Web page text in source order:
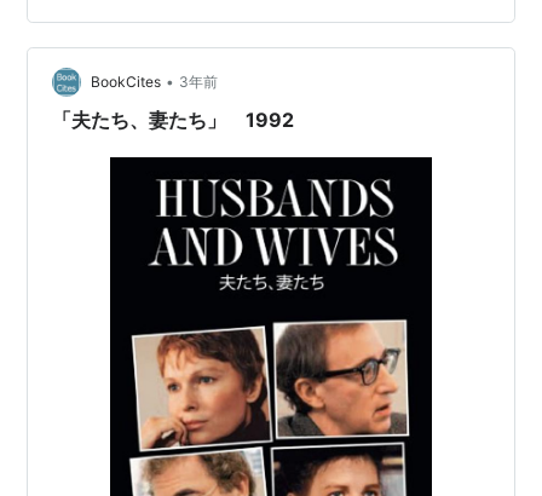
BookCites • 3年前
「夫たち、妻たち」 1992